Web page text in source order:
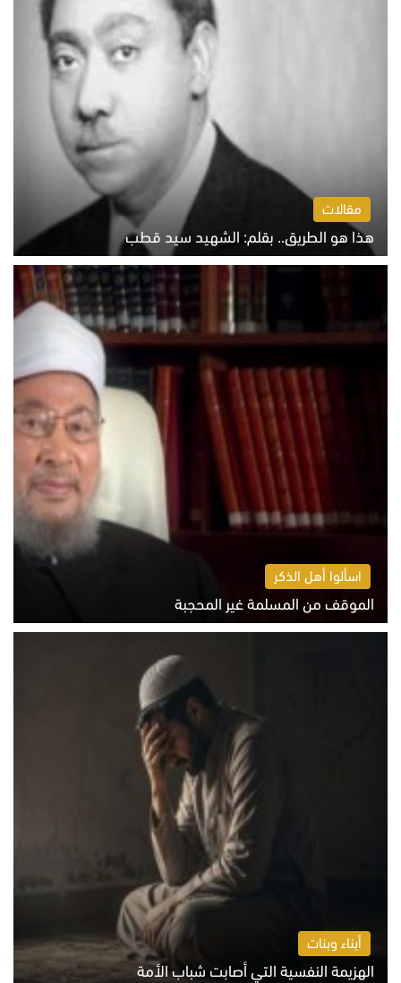
مقالات
هذا هو الطريق.. بقلم: الشهيد سيد قطب
الخميس 6 أغسطس 2026 10:52 ص
اسألوا أهل الذكر
الموقف من المسلمة غير المحجبة
الخميس 6 أغسطس 2026 10:45 ص
أبناء وبنات
الهزيمة النفسية التي أصابت شباب الأمة